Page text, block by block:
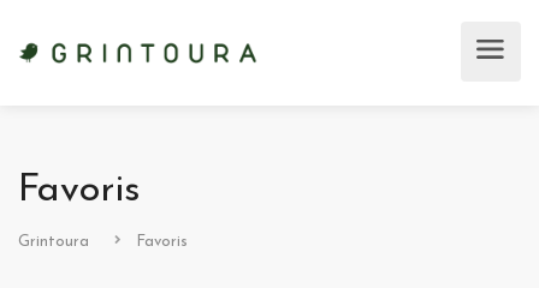
Favoris
Grintoura Favoris